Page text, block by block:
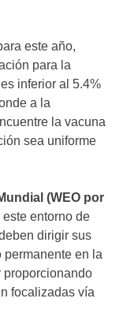
este año,
para la
inferior al 5.4%
a la
la vacuna
sea uniforme
(WEO por
entorno de
dirigir sus
en la
proporcionando
focalizadas vía